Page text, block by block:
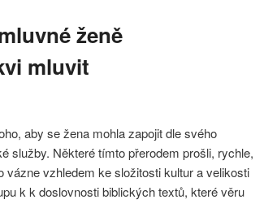
ženě
mluvit
aby se žena mohla zapojit dle svého
služby. Některé tímto přerodem prošli, rychle,
vázne vzhledem ke složitosti kultur a velikosti
k k doslovnosti biblických textů, které věru